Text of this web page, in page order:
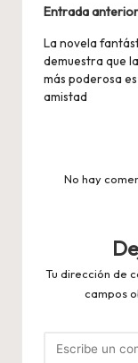
de
Entrada anterior
La novela
demuestra que
más poderosa
amistad
No hay
Tu dirección de
campos